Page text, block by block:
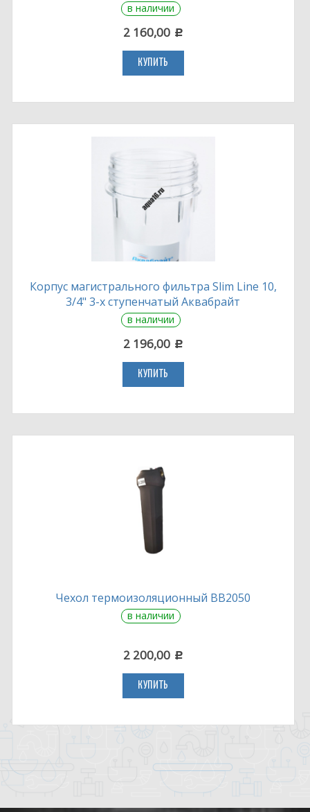
в наличии
2 160,00 c
КУПИТЬ
Корпус магистрального фильтра Slim Line 10,
3/4" 3-х ступенчатый Аквабрайт
в наличии
2 196,00 c
КУПИТЬ
Чехол термоизоляционный BB2050
в наличии
2 200,00 c
КУПИТЬ